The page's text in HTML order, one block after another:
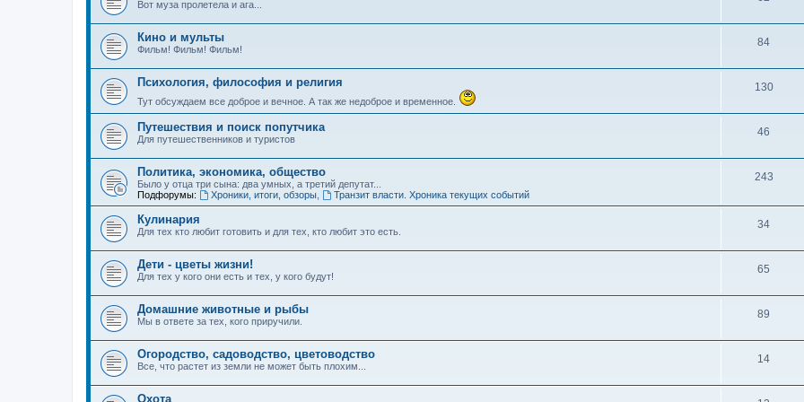
Вот муза пролетела и ага...
Кино и мульты
Фильм! Фильм! Фильм!
84
Психология, философия и религия
Тут обсуждаем все доброе и вечное. А так же недоброе и временное.
130
Путешествия и поиск попутчика
Для путешественников и туристов
46
Политика, экономика, общество
Было у отца три сына: два умных, а третий депутат...
Подфорумы:
Хроники, итоги, обзоры, Транзит власти. Хроника текущих событий
243
Кулинария
Для тех кто любит готовить и для тех, кто любит это есть.
34
Дети - цветы жизни!
Для тех у кого они есть и тех, у кого будут!
65
Домашние животные и рыбы
Мы в ответе за тех, кого приручили.
89
Огородство, садоводство, цветоводство
Все, что растет из земли не может быть плохим...
14
Охота